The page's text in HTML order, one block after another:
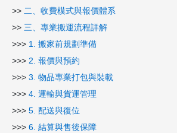
>> 二、收費模式與報價體系
>> 三、專業搬運流程詳解
>>> 1. 搬家前規劃準備
>>> 2. 報價與預約
>>> 3. 物品專業打包與裝載
>>> 4. 運輸與貨運管理
>>> 5. 配送與復位
>>> 6. 結算與售後保障